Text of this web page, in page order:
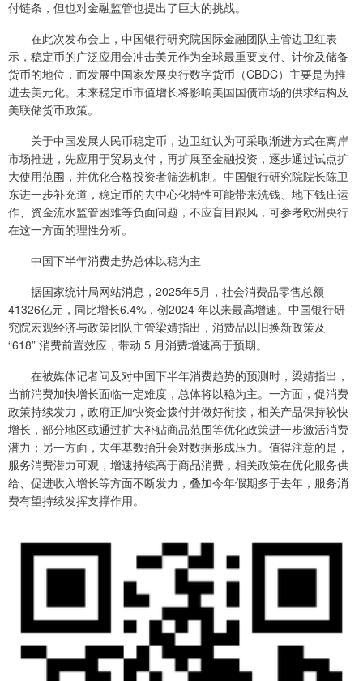
付链条，但也对金融监管也提出了巨大的挑战。
在此次发布会上，中国银行研究院国际金融团队主管边卫红表
示，稳定币的广泛应用会冲击美元作为全球最重要支付、计价及储备
货币的地位，而发展中国家发展央行数字货币（CBDC）主要是为推
进去美元化。未来稳定币市值增长将影响美国国债市场的供求结构及
美联储货币政策。
关于中国发展人民币稳定币，边卫红认为可采取渐进方式在离岸
市场推进，先应用于贸易支付，再扩展至金融投资，逐步通过试点扩
大使用范围，并优化合格投资者筛选机制。中国银行研究院院长陈卫
东进一步补充道，稳定币的去中心化特性可能带来洗钱、地下钱庄运
作、资金流水监管困难等负面问题，不应盲目跟风，可参考欧洲央行
在这一方面的理性分析。
中国下半年消费走势总体以稳为主
据国家统计局网站消息，2025年5月，社会消费品零售总额
41326亿元，同比增长6.4%，创2024 年以来最高增速。中国银行研
究院宏观经济与政策团队主管梁婧指出，消费品以旧换新政策及
“618” 消费前置效应，带动 5 月消费增速高于预期。
在被媒体记者问及对中国下半年消费趋势的预测时，梁婧指出，
当前消费加快增长面临一定难度，总体将以稳为主。一方面，促消费
政策持续发力，政府正加快资金拨付并做好衔接，相关产品保持较快
增长，部分地区或通过扩大补贴商品范围等优化政策进一步激活消费
潜力；另一方面，去年基数抬升会对数据形成压力。值得注意的是，
服务消费潜力可观，增速持续高于商品消费，相关政策在优化服务供
给、促进收入增长等方面不断发力，叠加今年假期多于去年，服务消
费有望持续发挥支撑作用。